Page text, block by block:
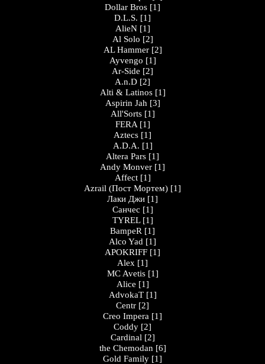
Dollar Bros [1]
D.L.S. [1]
AlieN [1]
Al Solo [2]
AL Hammer [2]
Ayvengo [1]
Ar-Side [2]
A.n.D [2]
Alti & Latinos [1]
Aspirin Jah [3]
All'Sorts [1]
FERA [1]
Aztecs [1]
A.D.A. [1]
Altera Pars [1]
Andy Monver [1]
Affect [1]
Azrail (Пост Мортем) [1]
Лаки Джи [1]
Санчес [1]
TYREL [1]
BampeR [1]
Alco Yad [1]
APOKRIFF [1]
Alex [1]
MC Avetis [1]
Alice [1]
AdvokaT [1]
Centr [2]
Creo Impera [1]
Coddy [2]
Cardinal [2]
the Chemodan [6]
Gold Family [1]